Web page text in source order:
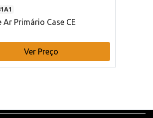
Ar Primário Case CE
Ver Preço